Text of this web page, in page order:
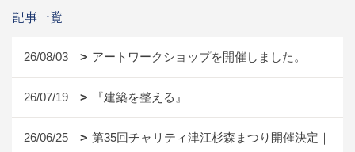
記事一覧
26/08/03 アートワークショップを開催しました。
26/07/19 『建築を整える』
26/06/25
第35回チャリティ津江杉森まつり開催決定｜